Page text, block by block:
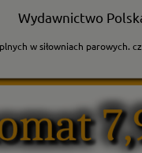
Wydawnictwo
w siłowniach parowych.